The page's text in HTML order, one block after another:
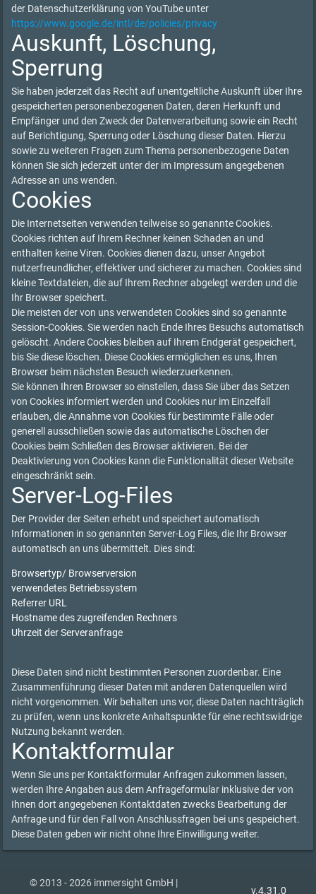
der Datenschutzerklärung von YouTube unter
https://www.google.de/intl/de/policies/privacy
Auskunft, Löschung,
Sperrung
Sie haben jederzeit das Recht auf unentgeltliche Auskunft über Ihre
gespeicherten personenbezogenen Daten, deren Herkunft und
Empfänger und den Zweck der Datenverarbeitung sowie ein Recht
auf Berichtigung, Sperrung oder Löschung dieser Daten. Hierzu
sowie zu weiteren Fragen zum Thema personenbezogene Daten
können Sie sich jederzeit unter der im Impressum angegebenen
Adresse an uns wenden.
Cookies
Die Internetseiten verwenden teilweise so genannte Cookies.
Cookies richten auf Ihrem Rechner keinen Schaden an und
enthalten keine Viren. Cookies dienen dazu, unser Angebot
nutzerfreundlicher, effektiver und sicherer zu machen. Cookies sind
kleine Textdateien, die auf Ihrem Rechner abgelegt werden und die
Ihr Browser speichert.
Die meisten der von uns verwendeten Cookies sind so genannte
Session-Cookies. Sie werden nach Ende Ihres Besuchs automatisch
gelöscht. Andere Cookies bleiben auf Ihrem Endgerät gespeichert,
bis Sie diese löschen. Diese Cookies ermöglichen es uns, Ihren
Browser beim nächsten Besuch wiederzuerkennen.
Sie können Ihren Browser so einstellen, dass Sie über das Setzen
von Cookies informiert werden und Cookies nur im Einzelfall
erlauben, die Annahme von Cookies für bestimmte Fälle oder
generell ausschließen sowie das automatische Löschen der
Cookies beim Schließen des Browser aktivieren. Bei der
Deaktivierung von Cookies kann die Funktionalität dieser Website
eingeschränkt sein.
Server-Log-Files
Der Provider der Seiten erhebt und speichert automatisch
Informationen in so genannten Server-Log Files, die Ihr Browser
automatisch an uns übermittelt. Dies sind:
Browsertyp/ Browserversion
verwendetes Betriebssystem
Referrer URL
Hostname des zugreifenden Rechners
Uhrzeit der Serveranfrage
Diese Daten sind nicht bestimmten Personen zuordenbar. Eine
Zusammenführung dieser Daten mit anderen Datenquellen wird
nicht vorgenommen. Wir behalten uns vor, diese Daten nachträglich
zu prüfen, wenn uns konkrete Anhaltspunkte für eine rechtswidrige
Nutzung bekannt werden.
Kontaktformular
Wenn Sie uns per Kontaktformular Anfragen zukommen lassen,
werden Ihre Angaben aus dem Anfrageformular inklusive der von
Ihnen dort angegebenen Kontaktdaten zwecks Bearbeitung der
Anfrage und für den Fall von Anschlussfragen bei uns gespeichert.
Diese Daten geben wir nicht ohne Ihre Einwilligung weiter.
© 2013 - 2026 immersight GmbH |
v.4.31.0